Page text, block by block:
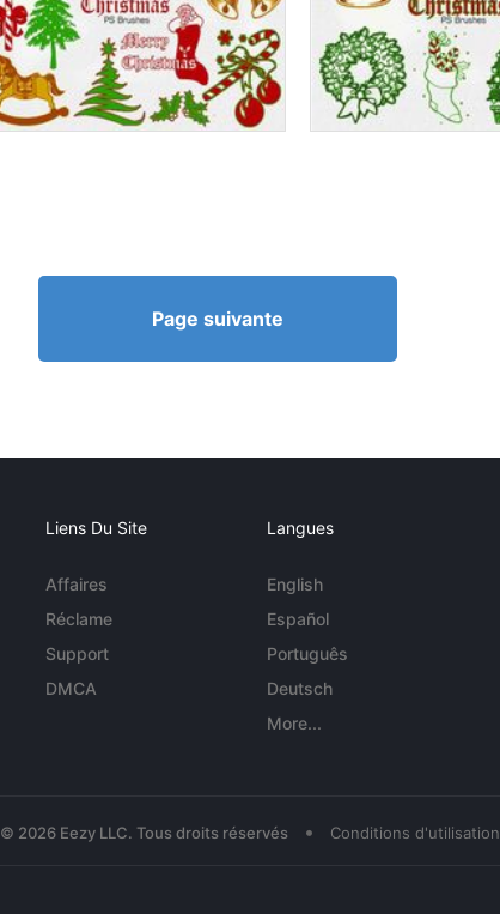
Page suivante
Liens Du Site
Affaires
Réclame
Support
DMCA
Langues
English
Español
Português
Deutsch
More...
© 2026 Eezy LLC. Tous droits réservés • Conditions d'utilisation